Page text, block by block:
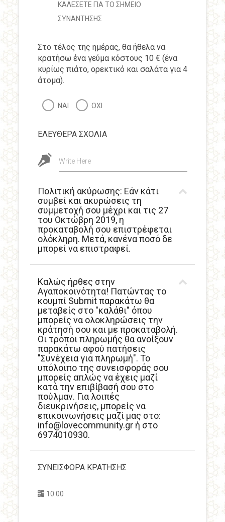
ΚΑΛΕΣΕΤΕ ΓΙΑ ΤΟ ΣΗΜΕΙΟ
ΣΥΝΑΝΤΗΣΗΣ
Στο τέλος της ημέρας, θα ήθελα να
κρατήσω ένα γεύμα κόστους 10 € (ένα
κυρίως πιάτο, ορεκτικό και σαλάτα για 4
άτομα).
ΝΑΙ ΟΧΙ
ΕΛΕΥΘΕΡΑ ΣΧΟΛΙΑ
Write Here
Πολιτική ακύρωσης: Εάν κάτι
συμβεί και ακυρώσεις τη
συμμετοχή σου μέχρι και τις 27
του Οκτώβρη 2019, η
προκαταβολή σου επιστρέφεται
ολόκληρη. Μετά, κανένα ποσό δε
μπορεί να επιστραφεί.
Καλώς ήρθες στην
Αγαποκοινότητα! Πατώντας το
κουμπί Submit παρακάτω θα
μεταβείς στo "καλάθι" όπου
μπορείς να ολοκληρώσεις την
κράτησή σου και με προκαταβολή.
Οι τρόποι πληρωμής θα ανοίξουν
παρακάτω αφού πατήσεις
"Συνέχεια για πληρωμή". To
υπόλοιπο της συνεισφοράς σου
μπορείς απλώς να έχεις μαζί
κατά την επιβίβασή σου στο
πούλμαν. Για λοιπές
διευκρινήσεις, μπορείς να
επικοινωνήσεις μαζί μας στο:
info@lovecommunity.gr ή στο
6974010930.
ΣΥΝΕΙΣΦΟΡΑ ΚΡΑΤΗΣΗΣ
10.00